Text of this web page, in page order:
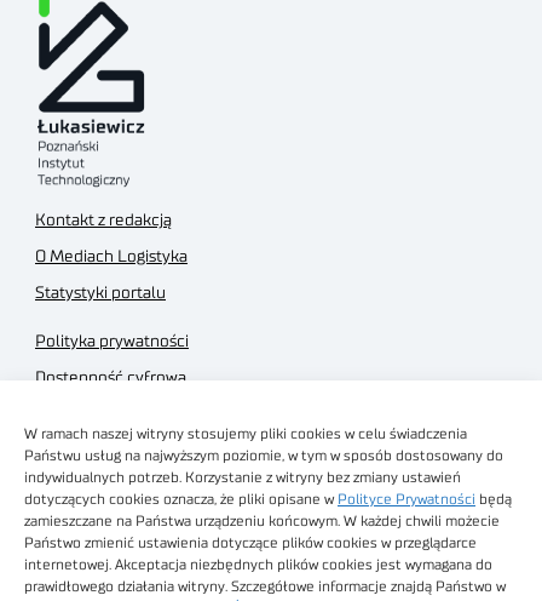
W ramach naszej witryny stosujemy pliki cookies w celu świadczenia
Państwu usług na najwyższym poziomie, w tym w sposób dostosowany do
indywidualnych potrzeb. Korzystanie z witryny bez zmiany ustawień
dotyczących cookies oznacza, że pliki opisane w Polityce Prywatności będą
zamieszczane na Państwa urządzeniu końcowym. W każdej chwili możecie
Państwo zmienić ustawienia dotyczące plików cookies w przeglądarce
internetowej. Akceptacja niezbędnych plików cookies jest wymagana do
prawidłowego działania witryny. Szczegółowe informacje znajdą Państwo w
Kontakt z redakcją
O Mediach Logistyka
Statystyki portalu
Polityka prywatności
Dostępność cyfrowa
Regulamin sklepu
Obrazy stockowe